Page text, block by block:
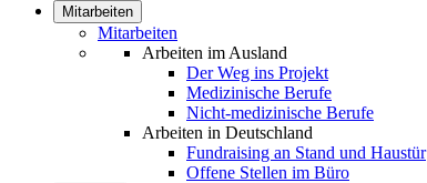
Mitarbeiten
Mitarbeiten
Arbeiten im Ausland
Der Weg ins Projekt
Medizinische Berufe
Nicht-medizinische Berufe
Arbeiten in Deutschland
Fundraising an Stand und Haustür
Offene Stellen im Büro